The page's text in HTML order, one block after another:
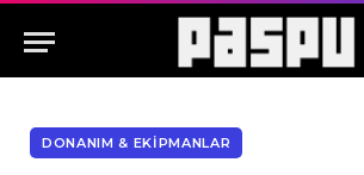
DONANIM & EKIPMANLAR